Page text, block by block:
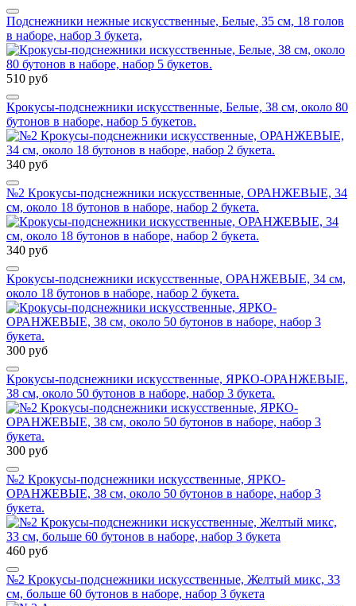
Подснежники нежные искусственные, Белые, 35 см, 18 голов
в наборе, набор 3 букета,
510 руб
Крокусы-подснежники искусственные, Белые, 38 см, около 80
бутонов в наборе, набор 5 букетов.
340 руб
№2 Крокусы-подснежники искусственные, ОРАНЖЕВЫЕ, 34
см, около 18 бутонов в наборе, набор 2 букета.
340 руб
Крокусы-подснежники искусственные, ОРАНЖЕВЫЕ, 34 см,
около 18 бутонов в наборе, набор 2 букета.
300 руб
Крокусы-подснежники искусственные, ЯРКО-ОРАНЖЕВЫЕ,
38 см, около 50 бутонов в наборе, набор 3 букета.
300 руб
№2 Крокусы-подснежники искусственные, ЯРКО-
ОРАНЖЕВЫЕ, 38 см, около 50 бутонов в наборе, набор 3
букета.
460 руб
№2 Крокусы-подснежники искусственные, Желтый микс, 33
см, больше 60 бутонов в наборе, набор 3 букета